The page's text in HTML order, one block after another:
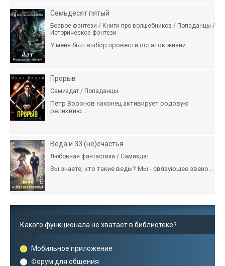
Семьдесят пятый
Боевое фэнтези / Книги про волшебников / Попаданцы /
Историческое фэнтези
У меня был выбор провести остаток жизни...
Прорыв
Самиздат / Попаданцы
Пётр Воронов наконец активирует родовую
реликвию...
Веда и 33 (не)счастья
Любовная фантастика / Самиздат
Вы знаете, кто такие веды? Мы - связующее звено...
Какого функционала не хватает в библиотеке?
Мобильное приложение
Форум для общения